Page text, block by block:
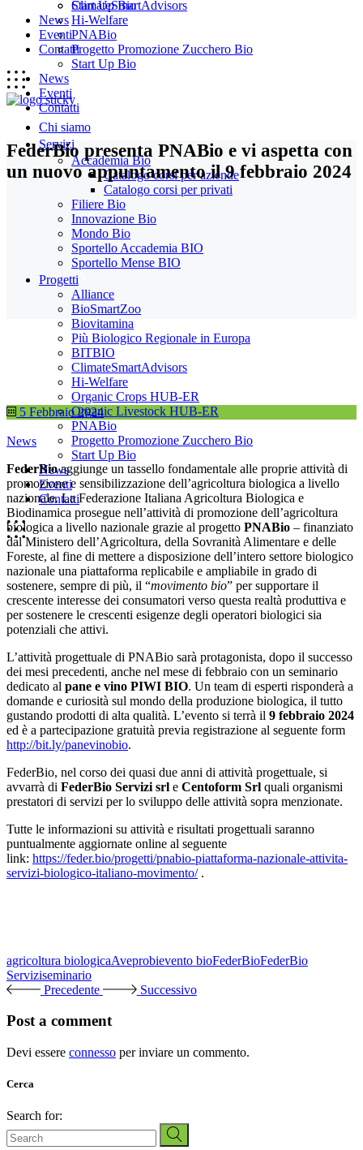
Start Up Bio
News
Eventi
Contatti
Chi siamo
Servizi
Accademia Bio
Catalogo corsi per aziende
Catalogo corsi per privati
Filiere Bio
Innovazione Bio
Mondo Bio
Sportello Accademia BIO
Sportello Mense BIO
Progetti
Alliance
BioSmartZoo
Biovitamina
Più Biologico Regionale in Europa
BITBIO
ClimateSmartAdvisors
Hi-Welfare
Organic Crops HUB-ER
Organic Livestock HUB-ER
PNABio
Progetto Promozione Zucchero Bio
Start Up Bio
News
Eventi
Contatti
ClimateSmartAdvisors
Hi-Welfare
PNABio
Progetto Promozione Zucchero Bio
Start Up Bio
News
Eventi
Contatti
FederBio presenta PNABio e vi aspetta con
un nuovo appuntamento il 9 febbraio 2024
5 Febbraio 2024
News
FederBioaggiunge un tassello fondamentale alle proprie attività di
promozione e sensibilizzazione dell’agricoltura biologica a livello
nazionale. La Federazione Italiana Agricoltura Biologica e
Biodinamica prosegue nell’attività di promozione dell’agricoltura
biologica a livello nazionale grazie al progetto PNABio – finanziato
dal Ministero dell’Agricoltura, della Sovranità Alimentare e delle
Foreste, al fine di mettere a disposizione dell’intero settore biologico
nazionale una piattaforma replicabile e ampliabile in grado di
sostenere, sempre di più, il “movimento bio” per supportare il
crescente interesse dei consumatori verso questa realtà produttiva e
per sostenere le crescenti esigenze degli operatori biologici sia
potenziali che attivi.
L’attività progettuale di PNABio sarà protagonista, dopo il successo
dei mesi precedenti, anche nel mese di febbraio con un seminario
dedicato al pane e vino PIWI BIO. Un team di esperti risponderà a
domande e curiosità sul mondo della produzione biologica, il tutto
gustando prodotti di alta qualità. L’evento si terrà il 9 febbraio 2024
ed è a partecipazione gratuità previa registrazione al seguente form
http://bit.ly/panevinobio.
FederBio, nel corso dei quasi due anni di attività progettuale, si
avvarrà di FederBio Servizi srl e Centoform Srl quali organismi
prestatori di servizi per lo sviluppo delle attività sopra menzionate.
Tutte le informazioni su attività e risultati progettuali saranno
puntualmente aggiornate online al seguente
link: https://feder.bio/progetti/pnabio-piattaforma-nazionale-attivita-
servizi-biologico-italiano-movimento/.
agricoltura biologicaAveprobievento bioFederBioFederBio
Serviziseminario
Precedente
Successivo
Post a comment
Devi essere connesso per inviare un commento.
Cerca
Search for: